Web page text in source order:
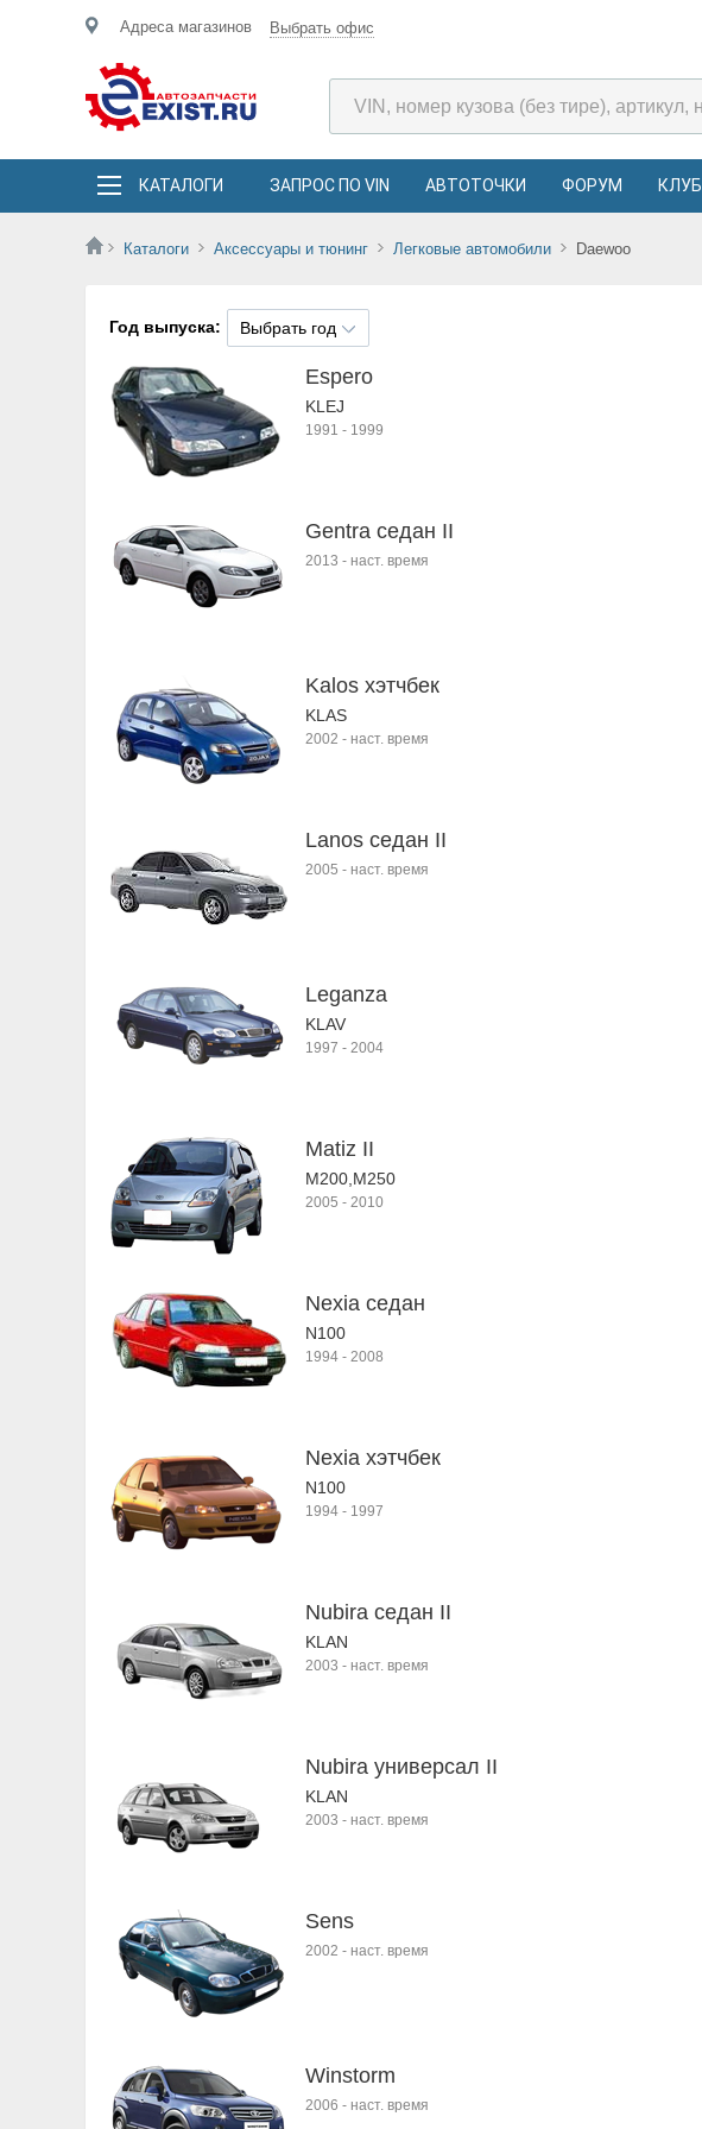
Адреса магазинов Выбрать офис
КАТАЛОГИ ЗАПРОС ПО VIN АВТОТОЧКИ ФОРУМ КЛУБ
Каталоги Аксессуары и тюнинг Легковые автомобили Daewoo
Год выпуска: Выбрать год
Espero
KLEJ
1991 - 1999
Gentra седан II
2013 - наст. время
Kalos хэтчбек
KLAS
2002 - наст. время
Lanos седан II
2005 - наст. время
Leganza
KLAV
1997 - 2004
Matiz II
M200,M250
2005 - 2010
Nexia седан
N100
1994 - 2008
Nexia хэтчбек
N100
1994 - 1997
Nubira седан II
KLAN
2003 - наст. время
Nubira универсал II
KLAN
2003 - наст. время
Sens
2002 - наст. время
Winstorm
2006 - наст. время